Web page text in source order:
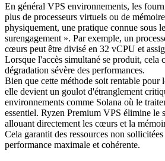
En général VPS environnements, les
plus de processeurs virtuels ou de
physiquement, une pratique connue sous
surengagement ». Par exemple, un
cœurs peut être divisé en 32 vCPU et
Lorsque l'accès simultané se produit, cela
dégradation sévère des performances.
Bien que cette méthode soit rentable pour
elle devient un goulot d'étranglement
environnements comme Solana où le
essentiel. Ryzen Premium VPS élimine le
allouant directement les cœurs et la
Cela garantit des ressources non sollicitées
performance maximale et cohérente.